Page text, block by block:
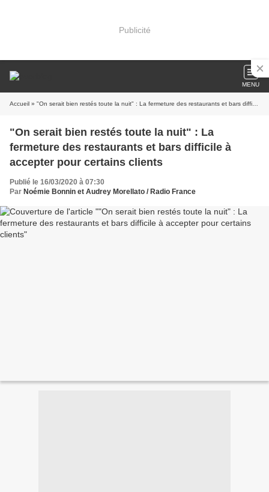
Publicité
MENU
Accueil » "On serait bien restés toute la nuit" : La fermeture des restaurants et bars difficile à accepter pour certains clients
"On serait bien restés toute la nuit" : La
fermeture des restaurants et bars difficile à
accepter pour certains clients
Publié le 16/03/2020 à 07:30
Par Noémie Bonnin et Audrey Morellato / Radio France